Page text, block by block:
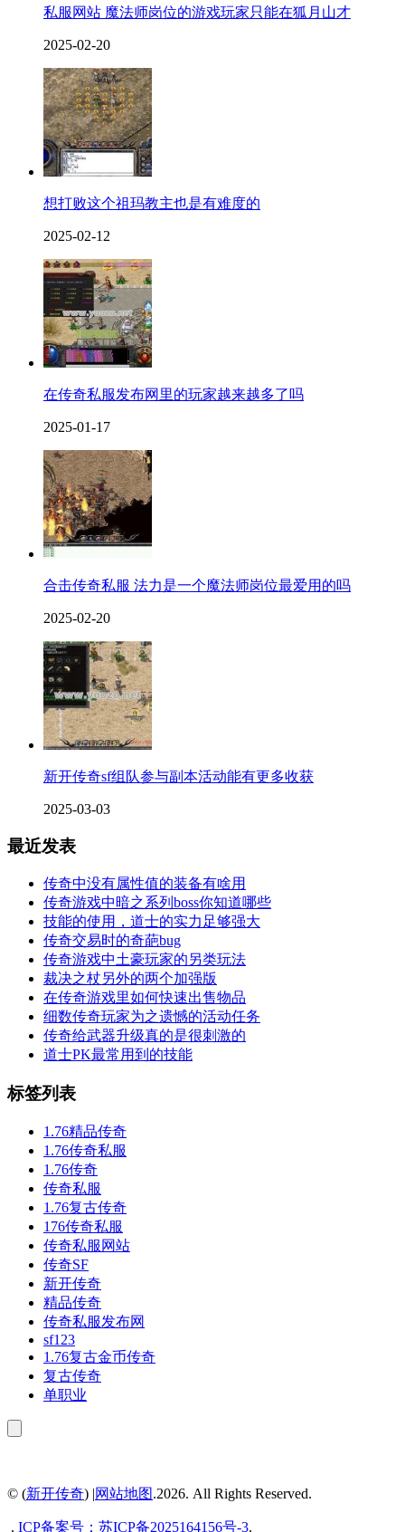
私服网站 魔法师岗位的游戏玩家只能在狐月山才
2025-02-20
想打败这个祖玛教主也是有难度的
2025-02-12
在传奇私服发布网里的玩家越来越多了吗
2025-01-17
合击传奇私服 法力是一个魔法师岗位最爱用的吗
2025-02-20
新开传奇sf组队参与副本活动能有更多收获
2025-03-03
最近发表
传奇中没有属性值的装备有啥用
传奇游戏中暗之系列boss你知道哪些
技能的使用，道士的实力足够强大
传奇交易时的奇葩bug
传奇游戏中土豪玩家的另类玩法
裁决之杖另外的两个加强版
在传奇游戏里如何快速出售物品
细数传奇玩家为之遗憾的活动任务
传奇给武器升级真的是很刺激的
道士PK最常用到的技能
标签列表
1.76精品传奇
1.76传奇私服
1.76传奇
传奇私服
1.76复古传奇
176传奇私服
传奇私服网站
传奇SF
新开传奇
精品传奇
传奇私服发布网
sf123
1.76复古金币传奇
复古传奇
单职业
© (新开传奇) |网站地图.2026. All Rights Reserved.
. ICP备案号： 苏ICP备2025164156号-3.